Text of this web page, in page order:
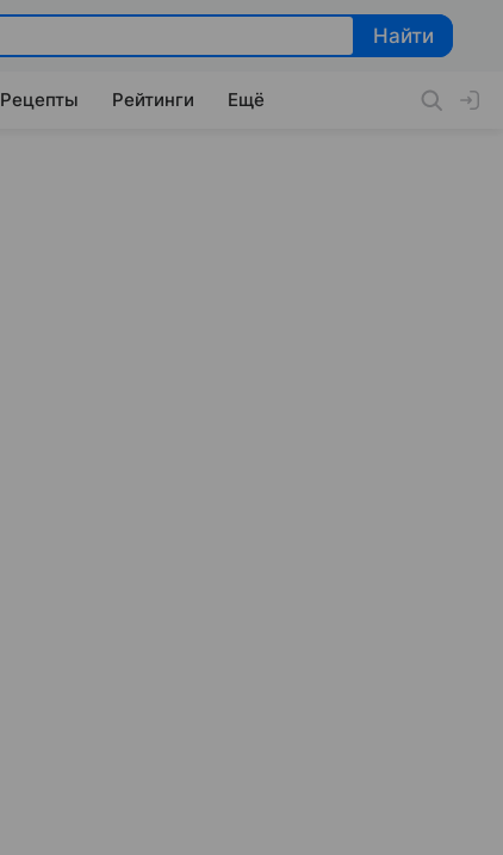
Найти
Найти
Рецепты Рейтинги Ещё